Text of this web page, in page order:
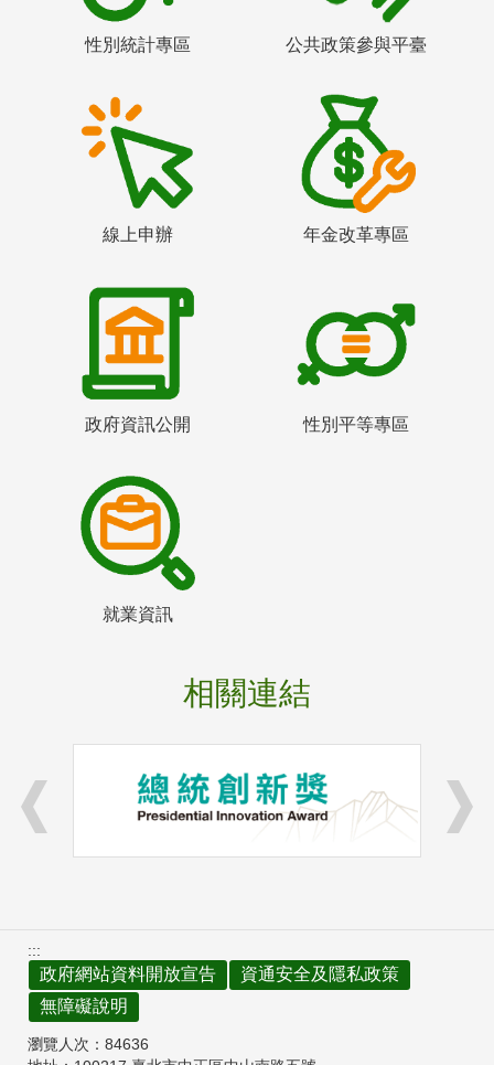
性別統計專區 公共政策參與平臺
線上申辦 年金改革專區
政府資訊公開 性別平等專區
就業資訊
相關連結
:::
政府網站資料開放宣告
資通安全及隱私政策
無障礙說明
瀏覽人次： 84636